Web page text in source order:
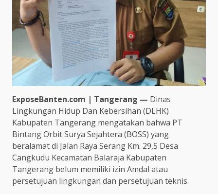
ExposeBanten.com | Tangerang — Dinas
Lingkungan Hidup Dan Kebersihan (DLHK)
Kabupaten Tangerang mengatakan bahwa PT
Bintang Orbit Surya Sejahtera (BOSS) yang
beralamat di Jalan Raya Serang Km. 29,5 Desa
Cangkudu Kecamatan Balaraja Kabupaten
Tangerang belum memiliki izin Amdal atau
persetujuan lingkungan dan persetujuan teknis.